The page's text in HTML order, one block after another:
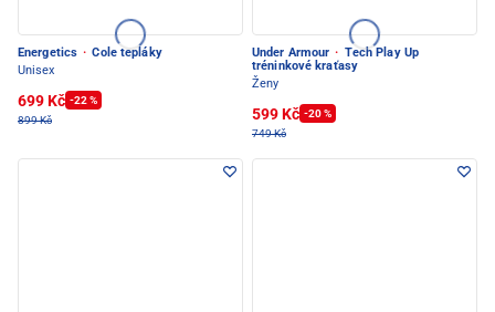
Energetics · Cole tepláky
Unisex
699 Kč -22 %
899 Kč
Under Armour · Tech Play Up
tréninkové kraťasy
Ženy
599 Kč -20 %
749 Kč